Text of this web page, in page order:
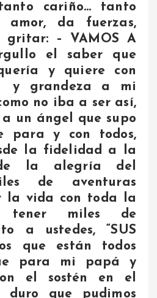
cariño… tanto
amor, da fuerzas,
gritar: – VAMOS A
el saber que
y quiere con
y grandeza a mi
no iba a ser así,
un ángel que supo
para y con todos,
la fidelidad a la
la alegría del
de aventuras
la vida con toda la
tener miles de
a ustedes, “SUS
que están todos
para mi papá y
el sostén en el
duro que pudimos